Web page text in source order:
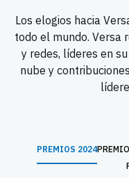
Los elogios hacia
todo el mundo. Versa
y redes, líderes en
nube y
PREMIOS 2024